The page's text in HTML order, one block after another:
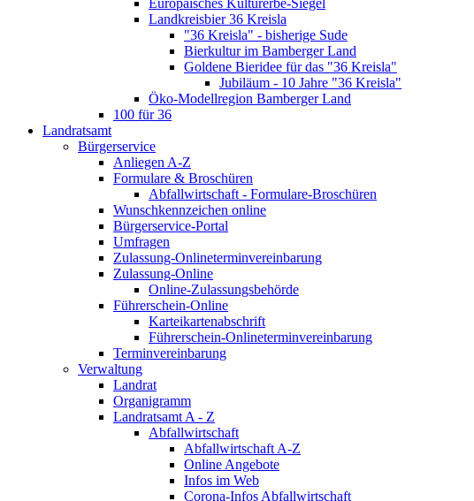
Europäisches Kulturerbe-Siegel
Landkreisbier 36 Kreisla
"36 Kreisla" - bisherige Sude
Bierkultur im Bamberger Land
Goldene Bieridee für das "36 Kreisla"
Jubiläum - 10 Jahre "36 Kreisla"
Öko-Modellregion Bamberger Land
100 für 36
Landratsamt
Bürgerservice
Anliegen A-Z
Formulare & Broschüren
Abfallwirtschaft - Formulare-Broschüren
Wunschkennzeichen online
Bürgerservice-Portal
Umfragen
Zulassung-Onlineterminvereinbarung
Zulassung-Online
Online-Zulassungsbehörde
Führerschein-Online
Karteikartenabschrift
Führerschein-Onlineterminvereinbarung
Terminvereinbarung
Verwaltung
Landrat
Organigramm
Landratsamt A - Z
Abfallwirtschaft
Abfallwirtschaft A-Z
Online Angebote
Infos im Web
Corona-Infos Abfallwirtschaft